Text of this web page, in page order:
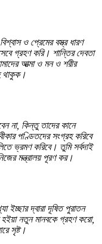
ও প্রেমের বস্ত্র ধারণ
গ্রহণ করি। শান্তির দেবতা
আত্মা ও মন ও শরীর
থাকুক।
না, কিন্তু তাদের কানে
পণ্ডিতদের সংগ্রহ করিবে
ভ্রমণ করিবে। তুমি সর্বদাই
মন্ত্রালয় পূরণ কর।
ইচ্ছার দ্বারা দূষিত পুরাতন
হইয়া নতুন মানবকে গ্রহণ করো,
সৃষ্ট।